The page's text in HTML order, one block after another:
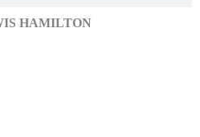
HAMILTON